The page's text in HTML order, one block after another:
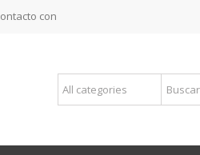
con